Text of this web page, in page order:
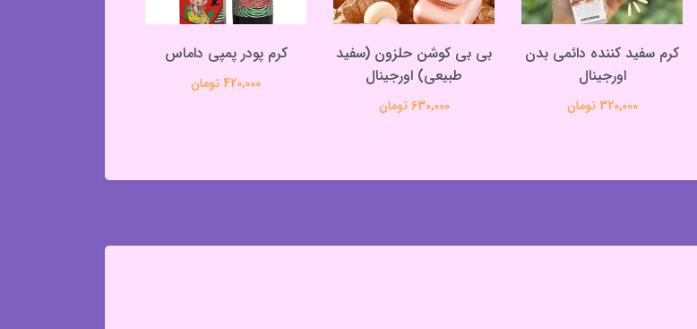
کرم سفید کننده دائمی بدن
اورجینال
320,000 تومان
بی بی کوشن حلزون (سفید
طبیعی) اورجینال
630,000 تومان
کرم پودر پمپی داماس
420,000 تومان